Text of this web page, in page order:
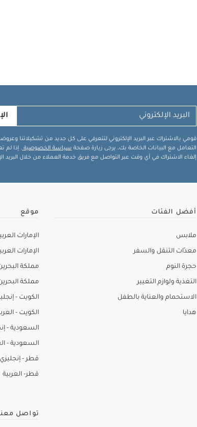
قومي بالاشتراك عبر البريد الإلكتروني لتتعرفي على كل جديد من تشكيلاتنا
التعامل مع البيانات الخاصة بك، يرجى زيارة صفحة سياسة الخصوصية . إذا لم
إلغاء الاشتراك في أي وقت عبر التواصل مع فريق خدمة العملاء من خلال البريد
أفضل الفئات
ملابس
معدّات التنقل والسفر
حجرة النوم
التغذية ولوازم التغيير
الاستحمام والعناية بالطفل
هدايا
موقع
الإمارات
الإمارات
مملكة
مملكة
الكويت -
الكويت -
السعودية -
السعودية -
قطر - إنجليزي
قطر- العربية
تواصل